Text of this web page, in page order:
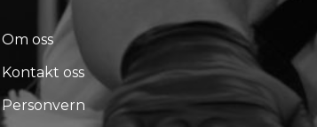
Om oss
Kontakt oss
Personvern